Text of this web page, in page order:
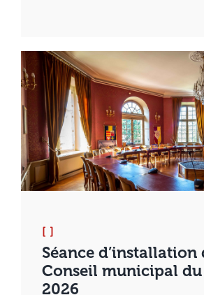
[ ]
Séance d’installation
Conseil municipal du
2026